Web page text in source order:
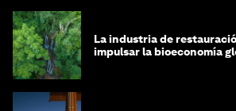
La industria de
impulsar la bioeconomía